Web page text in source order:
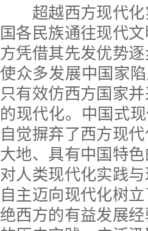
超越西方现代化
国各民族通往现代
方凭借其先发优势
使众多发展中国家
只有效仿西方国家
的现代化。中国式
自觉摒弃了西方现
大地、具有中国特
对人类现代化实践
自主迈向现代化树
绝西方的有益发展